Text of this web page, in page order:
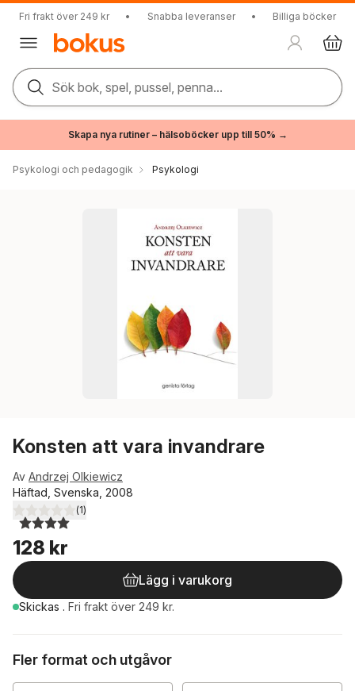
Fri frakt över 249 kr • Snabba leveranser • Billiga böcker
Sök bok, spel, pussel, penna...
Skapa nya rutiner – hälsoböcker upp till 50% →
Psykologi och pedagogik Psykologi
Konsten att vara invandrare
Av Andrzej Olkiewicz
Häftad, Svenska, 2008
4,0utav 5 stjärnor. Totalt antal röster:
(1)
128 kr
Lägg i varukorg
Skickas . Fri frakt över 249 kr.
Fler format och utgåvor